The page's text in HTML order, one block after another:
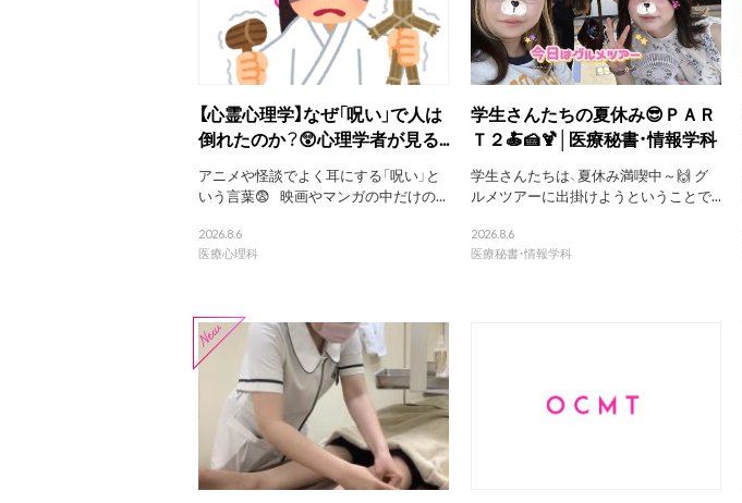
【心霊心理学】なぜ「呪い」で人は
倒れたのか？😲心理学者が見る...
アニメや怪談でよく耳にする「呪い」と
いう言葉😨 映画やマンガの中だけの...
2026.8.6
医療心理科
学生さんたちの夏休み😎ＰＡＲ
Ｔ２🍝🍰🍹│医療秘書・情報学科
学生さんたちは、夏休み満喫中～🙌 グ
ルメツアーに出掛けようということで...
2026.8.6
医療秘書・情報学科